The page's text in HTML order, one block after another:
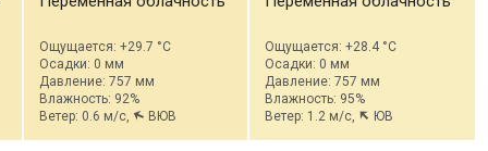
Ощущается: +29.7 °C
Осадки: 0 мм
Давление: 757 мм
Влажность: 92%
Ветер: 0.6 м/с,
ВЮВ
Ощущается: +28.4 °C
Осадки: 0 мм
Давление: 757 мм
Влажность: 95%
Ветер: 1.2 м/с,
ЮВ